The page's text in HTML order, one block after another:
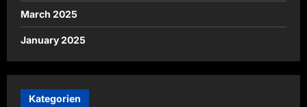
March 2025
January 2025
Kategorien